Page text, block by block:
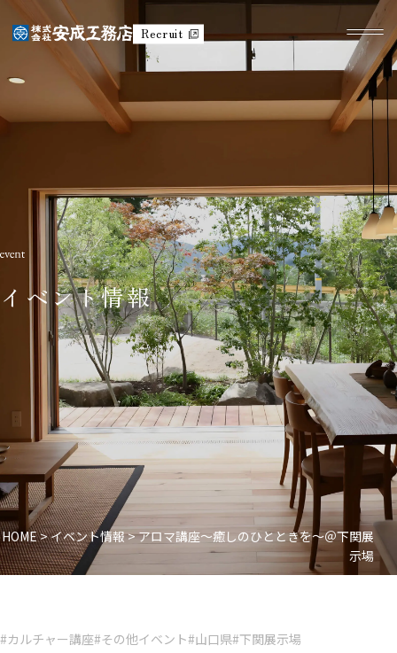
Recruit
イベント情報
HOME>イベント情報>アロマ講座～癒しのひとときを～＠下関展
示場
#カルチャー講座#その他イベント#山口県#下関展示場